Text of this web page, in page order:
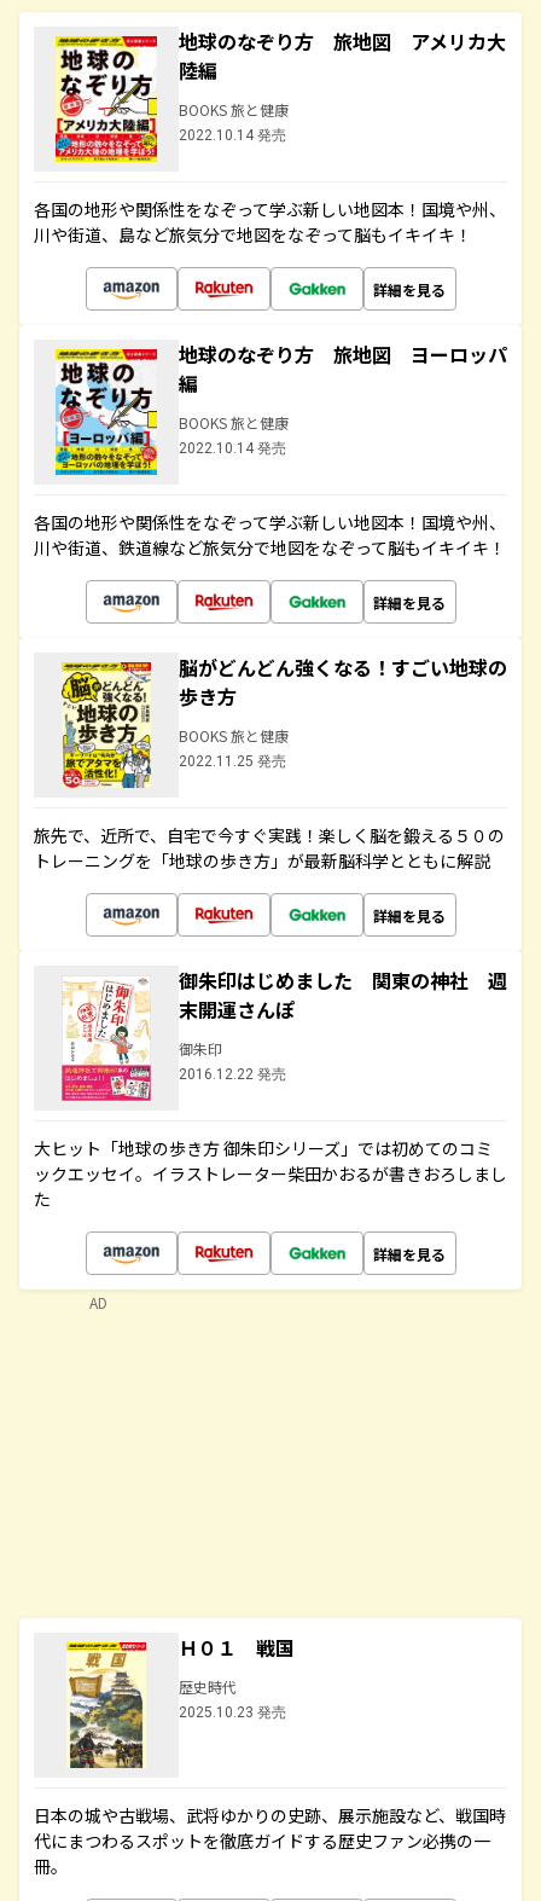
地球のなぞり方 旅地図 アメリカ大
陸編
BOOKS 旅と健康
2022.10.14 発売
各国の地形や関係性をなぞって学ぶ新しい地図本！国境や州、
川や街道、島など旅気分で地図をなぞって脳もイキイキ！
詳細を見る
地球のなぞり方 旅地図 ヨーロッパ
編
BOOKS 旅と健康
2022.10.14 発売
各国の地形や関係性をなぞって学ぶ新しい地図本！国境や州、
川や街道、鉄道線など旅気分で地図をなぞって脳もイキイキ！
詳細を見る
脳がどんどん強くなる！すごい地球の
歩き方
BOOKS 旅と健康
2022.11.25 発売
旅先で、近所で、自宅で今すぐ実践！楽しく脳を鍛える５０の
トレーニングを「地球の歩き方」が最新脳科学とともに解説
詳細を見る
御朱印はじめました 関東の神社 週
末開運さんぽ
御朱印
2016.12.22 発売
大ヒット「地球の歩き方 御朱印シリーズ」では初めてのコミ
ックエッセイ。イラストレーター柴田かおるが書きおろしまし
た
詳細を見る
Ｈ０１ 戦国
歴史時代
2025.10.23 発売
日本の城や古戦場、武将ゆかりの史跡、展示施設など、戦国時
代にまつわるスポットを徹底ガイドする歴史ファン必携の一
冊。
AD